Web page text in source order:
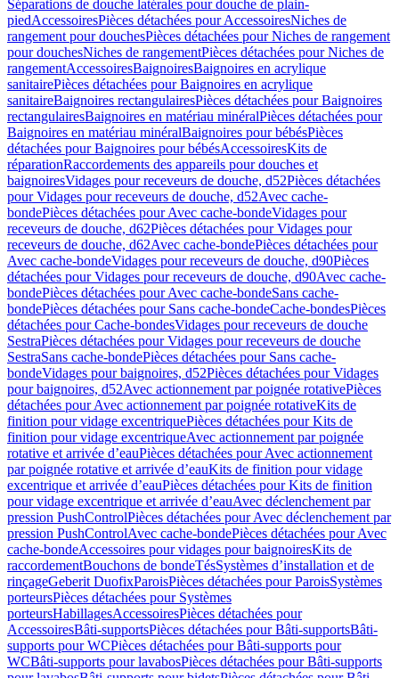
Séparations de douche latérales pour douche de plain-
piedAccessoiresPièces détachées pour AccessoiresNiches de
rangement pour douchesPièces détachées pour Niches de rangement
pour douchesNiches de rangementPièces détachées pour Niches de
rangementAccessoiresBaignoiresBaignoires en acrylique
sanitairePièces détachées pour Baignoires en acrylique
sanitaireBaignoires rectangulairesPièces détachées pour Baignoires
rectangulairesBaignoires en matériau minéralPièces détachées pour
Baignoires en matériau minéralBaignoires pour bébésPièces
détachées pour Baignoires pour bébésAccessoiresKits de
réparationRaccordements des appareils pour douches et
baignoiresVidages pour receveurs de douche, d52Pièces détachées
pour Vidages pour receveurs de douche, d52Avec cache-
bondePièces détachées pour Avec cache-bondeVidages pour
receveurs de douche, d62Pièces détachées pour Vidages pour
receveurs de douche, d62Avec cache-bondePièces détachées pour
Avec cache-bondeVidages pour receveurs de douche, d90Pièces
détachées pour Vidages pour receveurs de douche, d90Avec cache-
bondePièces détachées pour Avec cache-bondeSans cache-
bondePièces détachées pour Sans cache-bondeCache-bondesPièces
détachées pour Cache-bondesVidages pour receveurs de douche
SestraPièces détachées pour Vidages pour receveurs de douche
SestraSans cache-bondePièces détachées pour Sans cache-
bondeVidages pour baignoires, d52Pièces détachées pour Vidages
pour baignoires, d52Avec actionnement par poignée rotativePièces
détachées pour Avec actionnement par poignée rotativeKits de
finition pour vidage excentriquePièces détachées pour Kits de
finition pour vidage excentriqueAvec actionnement par poignée
rotative et arrivée d’eauPièces détachées pour Avec actionnement
par poignée rotative et arrivée d’eauKits de finition pour vidage
excentrique et arrivée d’eauPièces détachées pour Kits de finition
pour vidage excentrique et arrivée d’eauAvec déclenchement par
pression PushControlPièces détachées pour Avec déclenchement par
pression PushControlAvec cache-bondePièces détachées pour Avec
cache-bondeAccessoires pour vidages pour baignoiresKits de
raccordementBouchons de bondeTésSystèmes d’installation et de
rinçageGeberit DuofixParoisPièces détachées pour ParoisSystèmes
porteursPièces détachées pour Systèmes
porteursHabillagesAccessoiresPièces détachées pour
AccessoiresBâti-supportsPièces détachées pour Bâti-supportsBâti-
supports pour WCPièces détachées pour Bâti-supports pour
WCBâti-supports pour lavabosPièces détachées pour Bâti-supports